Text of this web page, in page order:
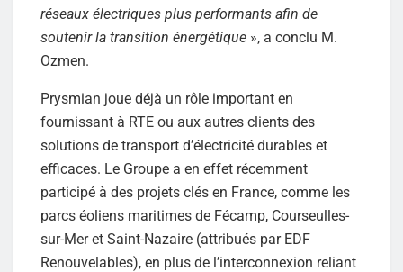
réseaux électriques plus performants afin de
soutenir la transition énergétique », a conclu M.
Ozmen.
Prysmian joue déjà un rôle important en
fournissant à RTE ou aux autres clients des
solutions de transport d’électricité durables et
efficaces. Le Groupe a en effet récemment
participé à des projets clés en France, comme les
parcs éoliens maritimes de Fécamp, Courseulles-
sur-Mer et Saint-Nazaire (attribués par EDF
Renouvelables), en plus de l’interconnexion reliant